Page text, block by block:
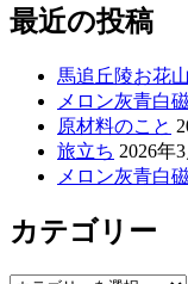
最近の投稿
馬追丘陵お花
メロン灰青白
原材料のこと
旅立ち 2026年
メロン灰青白
カテゴリー